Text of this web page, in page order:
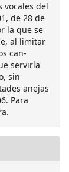
vocales del
de 28 de
la que se
al limitar
can-
serviría
sin
anejas
Para